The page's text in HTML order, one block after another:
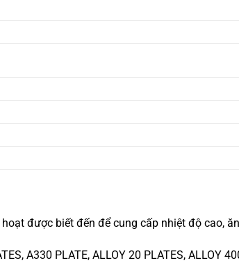
được biết đến để cung cấp nhiệt độ cao,
A330 PLATE, ALLOY 20 PLATES, ALLOY